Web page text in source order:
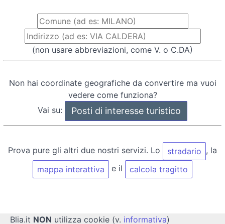
(non usare abbreviazioni, come V. o C.DA)
Non hai coordinate geografiche da convertire ma vuoi
vedere come funziona?
Vai su:
Prova pure gli altri due nostri servizi. Lo stradario , la
mappa interattiva
e il calcola tragitto
Blia.it NON utilizza cookie (v. informativa)